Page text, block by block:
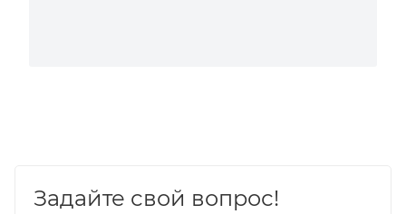
Задайте свой вопрос!